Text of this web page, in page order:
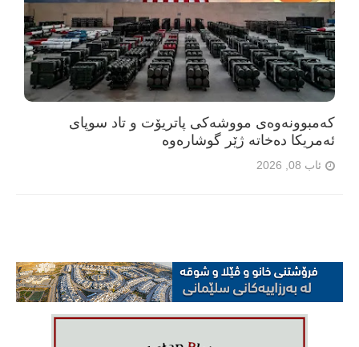
کەمبوونەوەی مووشەکی پاتریۆت و تاد سوپای
ئەمریکا دەخاتە ژێر گوشارەوە
ئاب 08, 2026